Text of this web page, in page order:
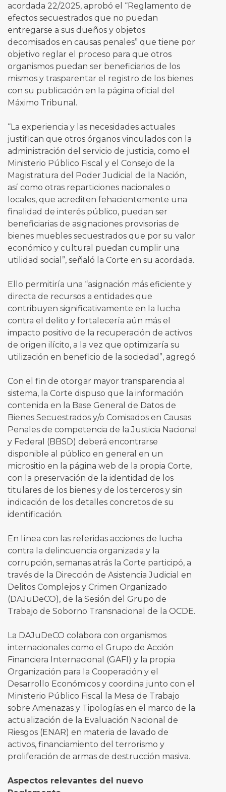
acordada 22/2025, aprobó el “Reglamento de
efectos secuestrados que no puedan
entregarse a sus dueños y objetos
decomisados en causas penales” que tiene por
objetivo reglar el proceso para que otros
organismos puedan ser beneficiarios de los
mismos y trasparentar el registro de los bienes
con su publicación en la página oficial del
Máximo Tribunal.
“La experiencia y las necesidades actuales
justifican que otros órganos vinculados con la
administración del servicio de justicia, como el
Ministerio Público Fiscal y el Consejo de la
Magistratura del Poder Judicial de la Nación,
así como otras reparticiones nacionales o
locales, que acrediten fehacientemente una
finalidad de interés público, puedan ser
beneficiarias de asignaciones provisorias de
bienes muebles secuestrados que por su valor
económico y cultural puedan cumplir una
utilidad social”, señaló la Corte en su acordada.
Ello permitiría una “asignación más eficiente y
directa de recursos a entidades que
contribuyen significativamente en la lucha
contra el delito y fortalecería aún más el
impacto positivo de la recuperación de activos
de origen ilícito, a la vez que optimizaría su
utilización en beneficio de la sociedad”, agregó.
Con el fin de otorgar mayor transparencia al
sistema, la Corte dispuso que la información
contenida en la Base General de Datos de
Bienes Secuestrados y/o Comisados en Causas
Penales de competencia de la Justicia Nacional
y Federal (BBSD) deberá encontrarse
disponible al público en general en un
micrositio en la página web de la propia Corte,
con la preservación de la identidad de los
titulares de los bienes y de los terceros y sin
indicación de los detalles concretos de su
identificación.
En línea con las referidas acciones de lucha
contra la delincuencia organizada y la
corrupción, semanas atrás la Corte participó, a
través de la Dirección de Asistencia Judicial en
Delitos Complejos y Crimen Organizado
(DAJuDeCO), de la Sesión del Grupo de
Trabajo de Soborno Transnacional de la OCDE.
La DAJuDeCO colabora con organismos
internacionales como el Grupo de Acción
Financiera Internacional (GAFI) y la propia
Organización para la Cooperación y el
Desarrollo Económicos y coordina junto con el
Ministerio Público Fiscal la Mesa de Trabajo
sobre Amenazas y Tipologías en el marco de la
actualización de la Evaluación Nacional de
Riesgos (ENAR) en materia de lavado de
activos, financiamiento del terrorismo y
proliferación de armas de destrucción masiva.
Aspectos relevantes del nuevo